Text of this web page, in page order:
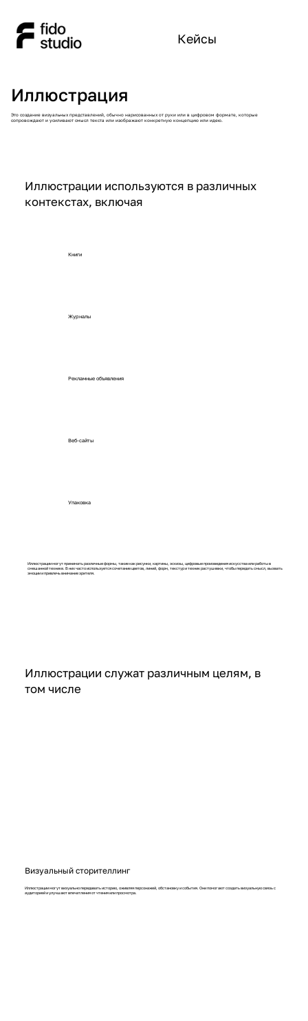
Кейсы
Это создание визуальных представлений, обычно нарисованных от руки или в цифровом формате, которые
сопровождают и усиливают смысл текста или изображают конкретную концепцию или идею.
Иллюстрация
Книги
Иллюстрации используются в различных
контекстах, включая
Иллюстрации могут принимать различные формы, такие как рисунки, картины, эскизы, цифровые произведения искусства или работы в
смешанной технике. В них часто используется сочетание цветов, линий, форм, текстур и техник растушевки, чтобы передать смысл, вызвать
эмоции и привлечь внимание зрителя.
Упаковка
Рекламные объявления
Журналы
Веб-сайты
Иллюстрации служат различным целям, в
том числе
Иллюстрации могут визуально передавать историю, оживляя персонажей, обстановку и события. Они помогают создать визуальную связь с
аудиторией и улучшают впечатления от чтения или просмотра.
Визуальный сторителлинг